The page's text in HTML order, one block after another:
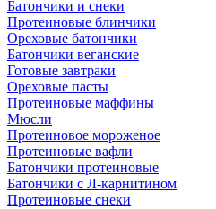
Батончики и снеки
Протеиновые блинчики
Ореховые батончики
Батончики веганские
Готовые завтраки
Ореховые пасты
Протеиновые маффины
Мюсли
Протеиновое мороженое
Протеиновые вафли
Батончики протеиновые
Батончики с Л-карнитином
Протеиновые снеки